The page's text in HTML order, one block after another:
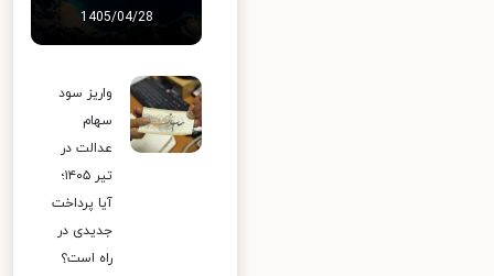
1405/04/28
واریز سود
سهام
عدالت در
تیر ۱۴۰۵؛
آیا پرداخت
جدیدی در
راه است؟